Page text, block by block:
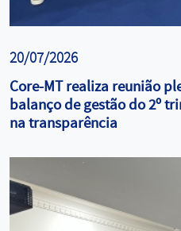
20/07/2026
Core-MT realiza reunião
balanço de gestão do 2º
na transparência